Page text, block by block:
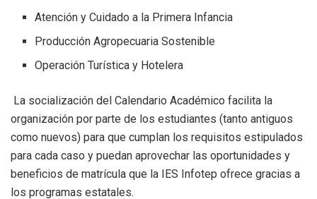
Atención y Cuidado a la Primera Infancia
Producción Agropecuaria Sostenible
Operación Turística y Hotelera
La socialización del Calendario Académico facilita la
organización por parte de los estudiantes (tanto antiguos
como nuevos) para que cumplan los requisitos estipulados
para cada caso y puedan aprovechar las oportunidades y
beneficios de matrícula que la IES Infotep ofrece gracias a
los programas estatales.